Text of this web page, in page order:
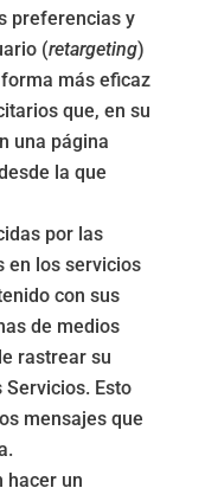
preferencias y
(retargeting)
más eficaz
que, en su
una página
la que
por las
en los servicios
con sus
de medios
rastrear su
Esto
mensajes que
hacer un